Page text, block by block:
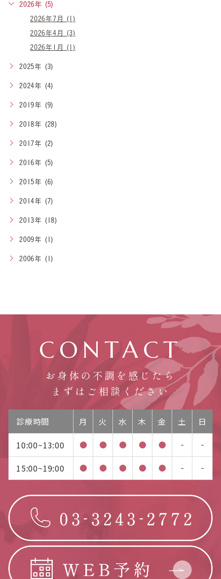
2026年 (5)
2026年7月 (1)
2026年4月 (3)
2026年1月 (1)
2025年 (3)
2024年 (4)
2019年 (9)
2018年 (28)
2017年 (2)
2016年 (5)
2015年 (6)
2014年 (7)
2013年 (18)
2009年 (1)
2006年 (1)
CONTACT
お身体の不調を感じたら
まずはご相談ください
診療時間 月 火 水 木 金 土
日
10:00~13:00
15:00~19:00